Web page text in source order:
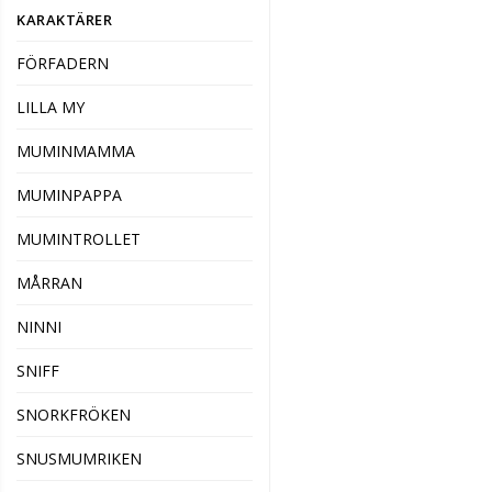
KARAKTÄRER
FÖRFADERN
LILLA MY
MUMINMAMMA
MUMINPAPPA
MUMINTROLLET
MÅRRAN
NINNI
SNIFF
SNORKFRÖKEN
SNUSMUMRIKEN